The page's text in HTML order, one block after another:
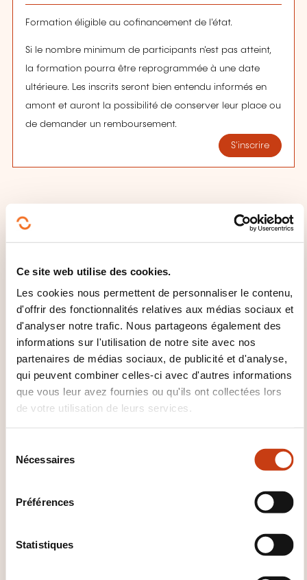
Ce site web utilise des cookies.
Les cookies nous permettent de personnaliser le contenu,
d'offrir des fonctionnalités relatives aux médias sociaux et
d'analyser notre trafic. Nous partageons également des
informations sur l'utilisation de notre site avec nos
partenaires de médias sociaux, de publicité et d'analyse,
qui peuvent combiner celles-ci avec d'autres informations
que vous leur avez fournies ou qu'ils ont collectées lors
de votre utilisation de leurs services.
Nécessaires
Préférences
Statistiques
Formation éligible au cofinancement de l'état.
Si le nombre minimum de participants n'est pas atteint,
la formation pourra être reprogrammée à une date
ultérieure. Les inscrits seront bien entendu informés en
amont et auront la possibilité de conserver leur place ou
de demander un remboursement.
S'inscrire
MODE D'ORGANISATION
Formation éligible au cofinancement de l'état.
Si le nombre minimum de participants n'est pas
atteint, la formation pourra être reprogrammée à
une date ultérieure. Les inscrits seront bien entendu
informés en amont et auront la possibilité de
conserver leur place ou de demander un
remboursement.
Comment contacter
?